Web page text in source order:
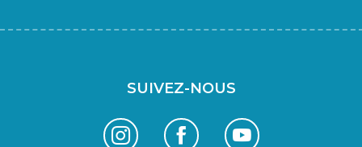
SUIVEZ-NOUS